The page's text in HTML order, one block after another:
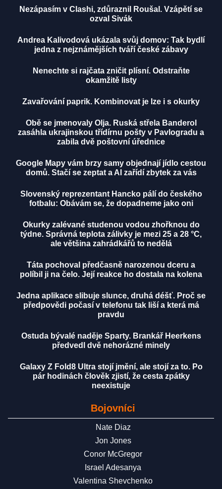
Nezápasím v Clashi, zdůraznil Roušal. Vzápětí se
ozval Sivák
Andrea Kalivodová ukázala svůj domov: Tak bydlí
jedna z nejznámějších tváří české zábavy
Nenechte si rajčata zničit plísní. Odstraňte
okamžitě listy
Zavařování paprik. Kombinovat je lze i s okurky
Obě se jmenovaly Olja. Ruská střela Banderol
zasáhla ukrajinskou třídírnu pošty v Pavlogradu a
zabila dvě poštovní úřednice
Google Mapy vám brzy samy objednají jídlo cestou
domů. Stačí se zeptat a AI zařídí zbytek za vás
Slovenský reprezentant Hancko pálí do českého
fotbalu: Obávám se, že dopadneme jako oni
Okurky zalévané studenou vodou zhořknou do
týdne. Správná teplota zálivky je mezi 25 a 28 °C,
ale většina zahrádkářů to nedělá
Táta pochoval předčasně narozenou dceru a
políbil ji na čelo. Její reakce ho dostala na kolena
Jedna aplikace slibuje slunce, druhá déšť. Proč se
předpovědi počasí v telefonu tak liší a která má
pravdu
Ostuda bývalé naděje Sparty. Brankář Heerkens
předvedl dvě nehorázné minely
Galaxy Z Fold8 Ultra stojí jmění, ale stojí za to. Po
pár hodinách člověk zjistí, že cesta zpátky
neexistuje
Bojovníci
Nate Diaz
Jon Jones
Conor McGregor
Israel Adesanya
Valentina Shevchenko